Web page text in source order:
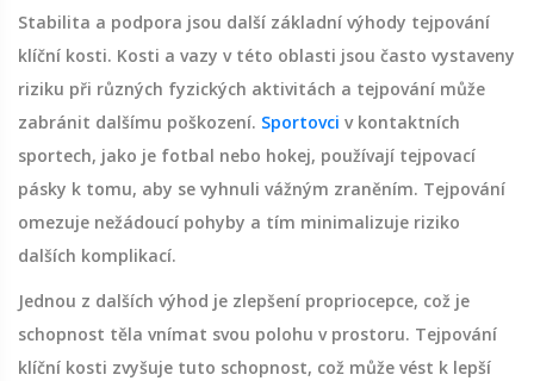
Stabilita a podpora jsou další základní výhody tejpování
klíční kosti. Kosti a vazy v této oblasti jsou často vystaveny
riziku při různých fyzických aktivitách a tejpování může
zabránit dalšímu poškození. Sportovci v kontaktních
sportech, jako je fotbal nebo hokej, používají tejpovací
pásky k tomu, aby se vyhnuli vážným zraněním. Tejpování
omezuje nežádoucí pohyby a tím minimalizuje riziko
dalších komplikací.
Jednou z dalších výhod je zlepšení propriocepce, což je
schopnost těla vnímat svou polohu v prostoru. Tejpování
klíční kosti zvyšuje tuto schopnost, což může vést k lepší